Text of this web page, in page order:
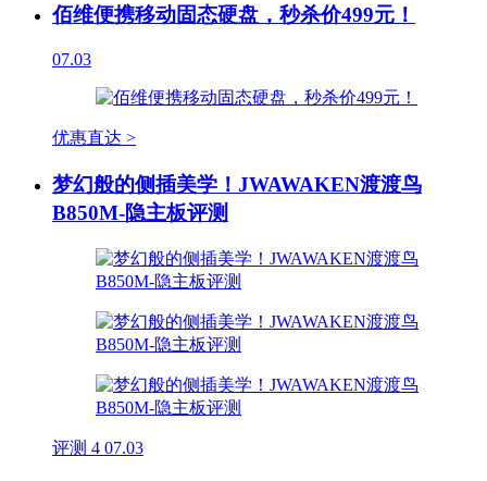
佰维便携移动固态硬盘，秒杀价499元！
07.03
优惠直达 >
梦幻般的侧插美学！JWAWAKEN渡渡鸟
B850M-隐主板评测
评测 4 07.03